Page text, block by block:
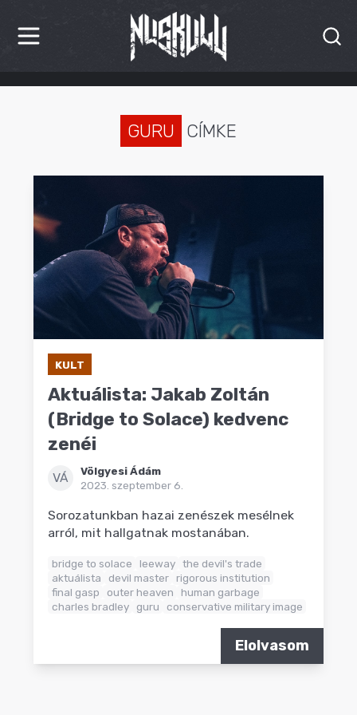
HÍREK
PREMIEREK
KULT
MÁSVILÁG
GURU CÍMKE
KULT
Aktuálista: Jakab Zoltán
(Bridge to Solace) kedvenc
zenéi
VÁ
Völgyesi Ádám
2023. szeptember 6.
Sorozatunkban hazai zenészek mesélnek
arról, mit hallgatnak mostanában.
bridge to solace leeway the devil's trade
aktuálista
devil master rigorous institution
final gasp
outer heaven
human garbage
charles bradley
guru conservative military image
Elolvasom